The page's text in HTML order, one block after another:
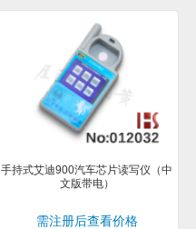
手持式艾迪900汽车芯片读写仪（中
文版带电）
需注册后查看价格